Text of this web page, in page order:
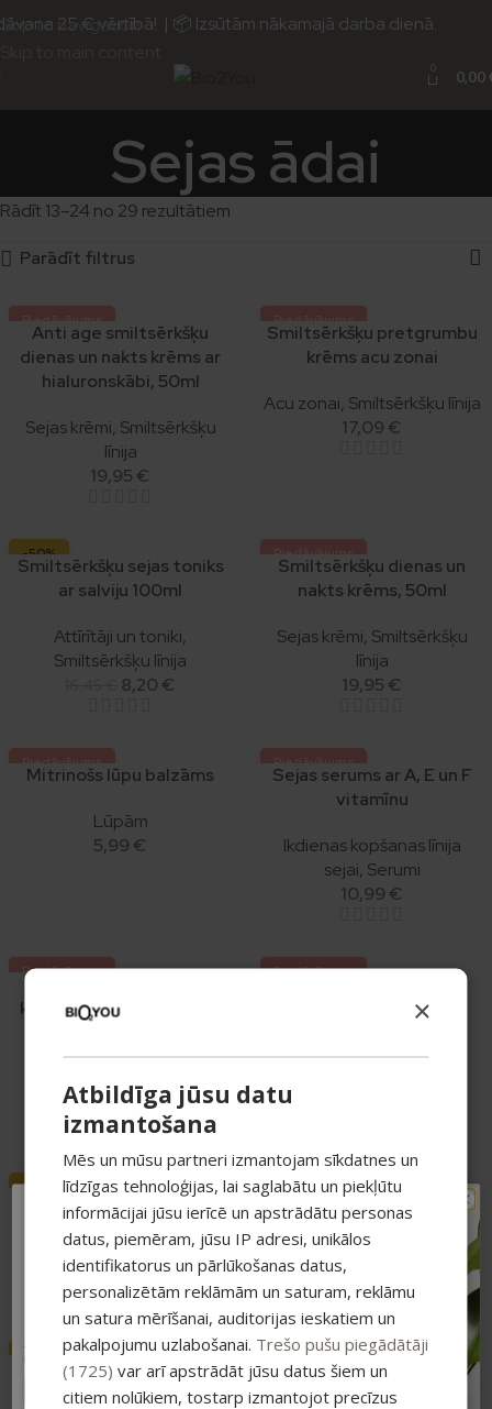
Skip to navigation
25 € vērtībā! | 📦 Izsūtām nākamajā darba dienā.
0 0,00
Sejas ādai
Rādīt 13–24 no 29 rezultātiem
Parādīt filtrus
Piedāvājums
Izpārdots
Anti age smiltsērkšķu
dienas un nakts krēms ar
hialuronskābi, 50ml
Sejas krēmi, Smiltsērkšķu
līnija
19,95 €
Piedāvājums
Smiltsērkšķu pretgrumbu
krēms acu zonai
Acu zonai, Smiltsērkšķu līnija
17,09 €
-50%
Smiltsērkšķu sejas toniks
ar salviju 100ml
Attīrītāji un toniki,
Smiltsērkšķu līnija
8,20 €
Piedāvājums
Smiltsērkšķu dienas un
nakts krēms, 50ml
Sejas krēmi, Smiltsērkšķu
līnija
19,95 €
Piedāvājums
Mitrinošs lūpu balzāms
Lūpām
5,99 €
Piedāvājums
Sejas serums ar A, E un F
vitamīnu
Ikdienas kopšanas līnija
sejai, Serumi
10,99 €
Piedāvājums
krēms ar UV aizsardzību,
kopšanas līnija sejai
10,99€
Piedāvājums
zonai, 30ml
Acu zonai,Anti-age
-50%
DERMA+ attīrošas putas,
150 ml
Attīrītāji un toniki,DERMA+
17,95€8,95€
-50%
Anti-age attīrošas
putas,150 ml
Attīrītāji un toniki
Anti-age
18,45€9,22€
DERMA+ Sejas toniks, 100
ml
Piedāvājums
1+1
Derma+ SEJAS PĪLINGA
SERUMS, 30 ml
×
Atbildīga jūsu datu
izmantošana
Mēs un mūsu partneri izmantojam sīkdatnes un
līdzīgas tehnoloģijas, lai saglabātu un piekļūtu
informācijai jūsu ierīcē un apstrādātu personas
datus, piemēram, jūsu IP adresi, unikālos
identifikatorus un pārlūkošanas datus,
personalizētām reklāmām un saturam, reklāmu
un satura mērīšanai, auditorijas ieskatiem un
pakalpojumu uzlabošanai. Trešo pušu piegādātāji
(1725) var arī apstrādāt jūsu datus šiem un
citiem nolūkiem, tostarp izmantojot precīzus
TAVAM PIRMAJAM
PIRKUMAM PAPILDUS
-15% ATLAIDE!
Pieraksties jaunumiem un saņem īpašu
atlaidi savam pirmajam pasūtījumam.
Atlaide summējas ar esošajiem piedāvājumiem
pirkumiem virs 25 €